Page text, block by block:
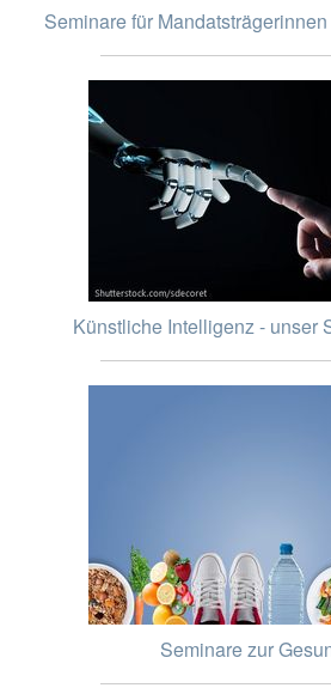
Seminare für
Künstliche Intelligenz - unser
Seminare zur